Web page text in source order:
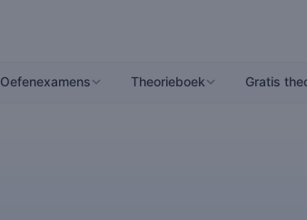
Oefenexamens Theorieboek Gratis